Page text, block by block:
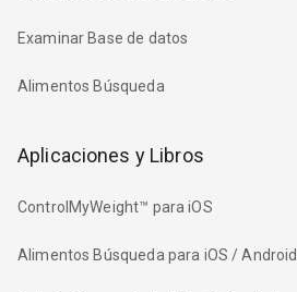
Examinar Base de datos
Alimentos Búsqueda
Aplicaciones y Libros
ControlMyWeight™ para iOS
Alimentos Búsqueda para iOS / Android